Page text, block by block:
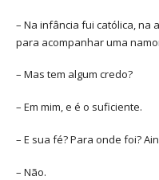
– Na infância fui católica, na
para acompanhar uma
– Mas tem algum credo?
– Em mim, e é o suficiente.
– E sua fé? Para onde foi?
– Não.